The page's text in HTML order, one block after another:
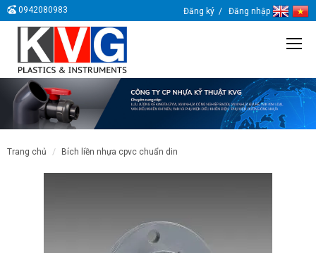
0942080983 Đăng ký Đăng nhập
trang chủ bích liền nhựa cpvc chuẩn din